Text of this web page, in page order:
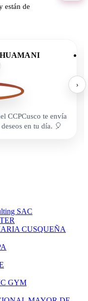
están de
CCPCusco te envía
en tu día. 🎈
›